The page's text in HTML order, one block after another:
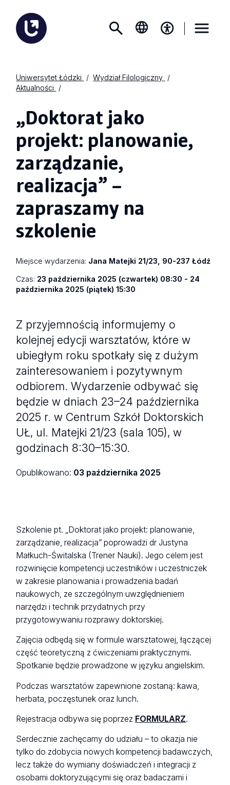
Uniwersytet Łódzki
Wydział Filologiczny
Aktualności
„Doktorat jako
projekt: planowanie,
zarządzanie,
realizacja” –
zapraszamy na
szkolenie
Miejsce wydarzenia: Jana Matejki 21/23, 90-237 Łódź
Czas: 23 października 2025 (czwartek) 08:30 - 24
października 2025 (piątek) 15:30
Z przyjemnością informujemy o
kolejnej edycji warsztatów, które w
ubiegłym roku spotkały się z dużym
zainteresowaniem i pozytywnym
odbiorem. Wydarzenie odbywać się
będzie w dniach 23–24 października
2025 r. w Centrum Szkół Doktorskich
UŁ, ul. Matejki 21/23 (sala 105), w
godzinach 8:30–15:30.
Opublikowano: 03 października 2025
Szkolenie pt. „Doktorat jako projekt: planowanie,
zarządzanie, realizacja” poprowadzi dr Justyna
Małkuch-Świtalska (Trener Nauki). Jego celem jest
rozwinięcie kompetencji uczestników i uczestniczek
w zakresie planowania i prowadzenia badań
naukowych, ze szczególnym uwzględnieniem
narzędzi i technik przydatnych przy
przygotowywaniu rozprawy doktorskiej.
Zajęcia odbędą się w formule warsztatowej, łączącej
część teoretyczną z ćwiczeniami praktycznymi.
Spotkanie będzie prowadzone w języku angielskim.
Podczas warsztatów zapewnione zostaną: kawa,
herbata, poczęstunek oraz lunch.
Rejestracja odbywa się poprzez FORMULARZ.
Serdecznie zachęcamy do udziału – to okazja nie
tylko do zdobycia nowych kompetencji badawczych,
lecz także do wymiany doświadczeń i integracji z
osobami doktoryzującymi się oraz badaczami i